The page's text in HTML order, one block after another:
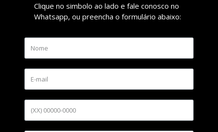
Clique no simbolo ao lado e fale conosco no
Whatsapp, ou preencha o formulário abaixo: